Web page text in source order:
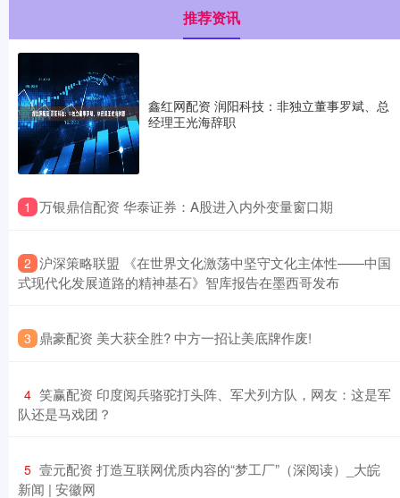
推荐资讯
鑫红网配资 润阳科技：非独立董事罗斌、总
经理王光海辞职
1 ​万银鼎信配资 华泰证券：A股进入内外变量窗口期
2 ​沪深策略联盟 《在世界文化激荡中坚守文化主体性——中国
式现代化发展道路的精神基石》智库报告在墨西哥发布
3 ​鼎豪配资 美大获全胜? 中方一招让美底牌作废!
4 ​笑赢配资 印度阅兵骆驼打头阵、军犬列方队，网友：这是军
队还是马戏团？
5 ​壹元配资 打造互联网优质内容的“梦工厂”（深阅读）_大皖
新闻 | 安徽网